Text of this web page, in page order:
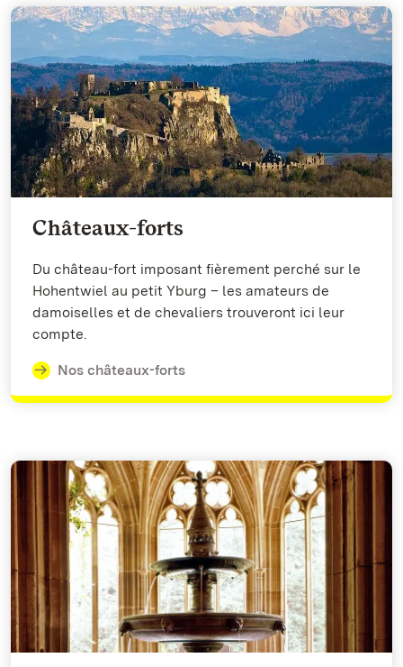
Châteaux-forts
Du château-fort imposant fièrement perché sur le
Hohentwiel au petit Yburg – les amateurs de
damoiselles et de chevaliers trouveront ici leur
compte.
Nos châteaux-forts